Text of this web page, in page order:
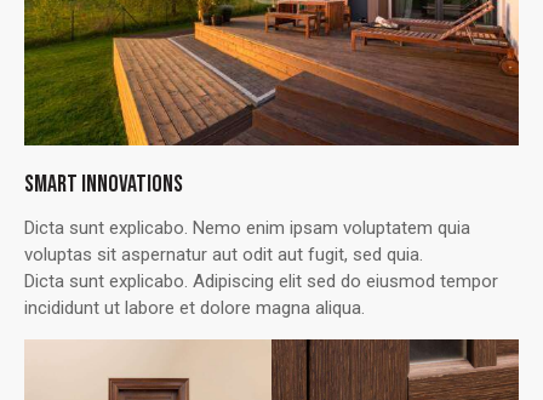
SMART INNOVATIONS
Dicta sunt explicabo. Nemo enim ipsam voluptatem quia
voluptas sit aspernatur aut odit aut fugit, sed quia.
Dicta sunt explicabo. Adipiscing elit sed do eiusmod tempor
incididunt ut labore et dolore magna aliqua.